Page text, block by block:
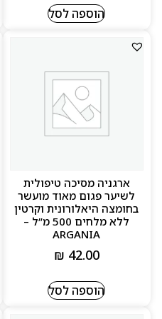
הוספה לסל
ארגניה מסיכה טיפולית
לשיער פגום מאוד מועשר
בחומצה היאלורונית וקרטין
ללא מלחים 500 מ”ל –
ARGANIA
₪ 42.00
הוספה לסל